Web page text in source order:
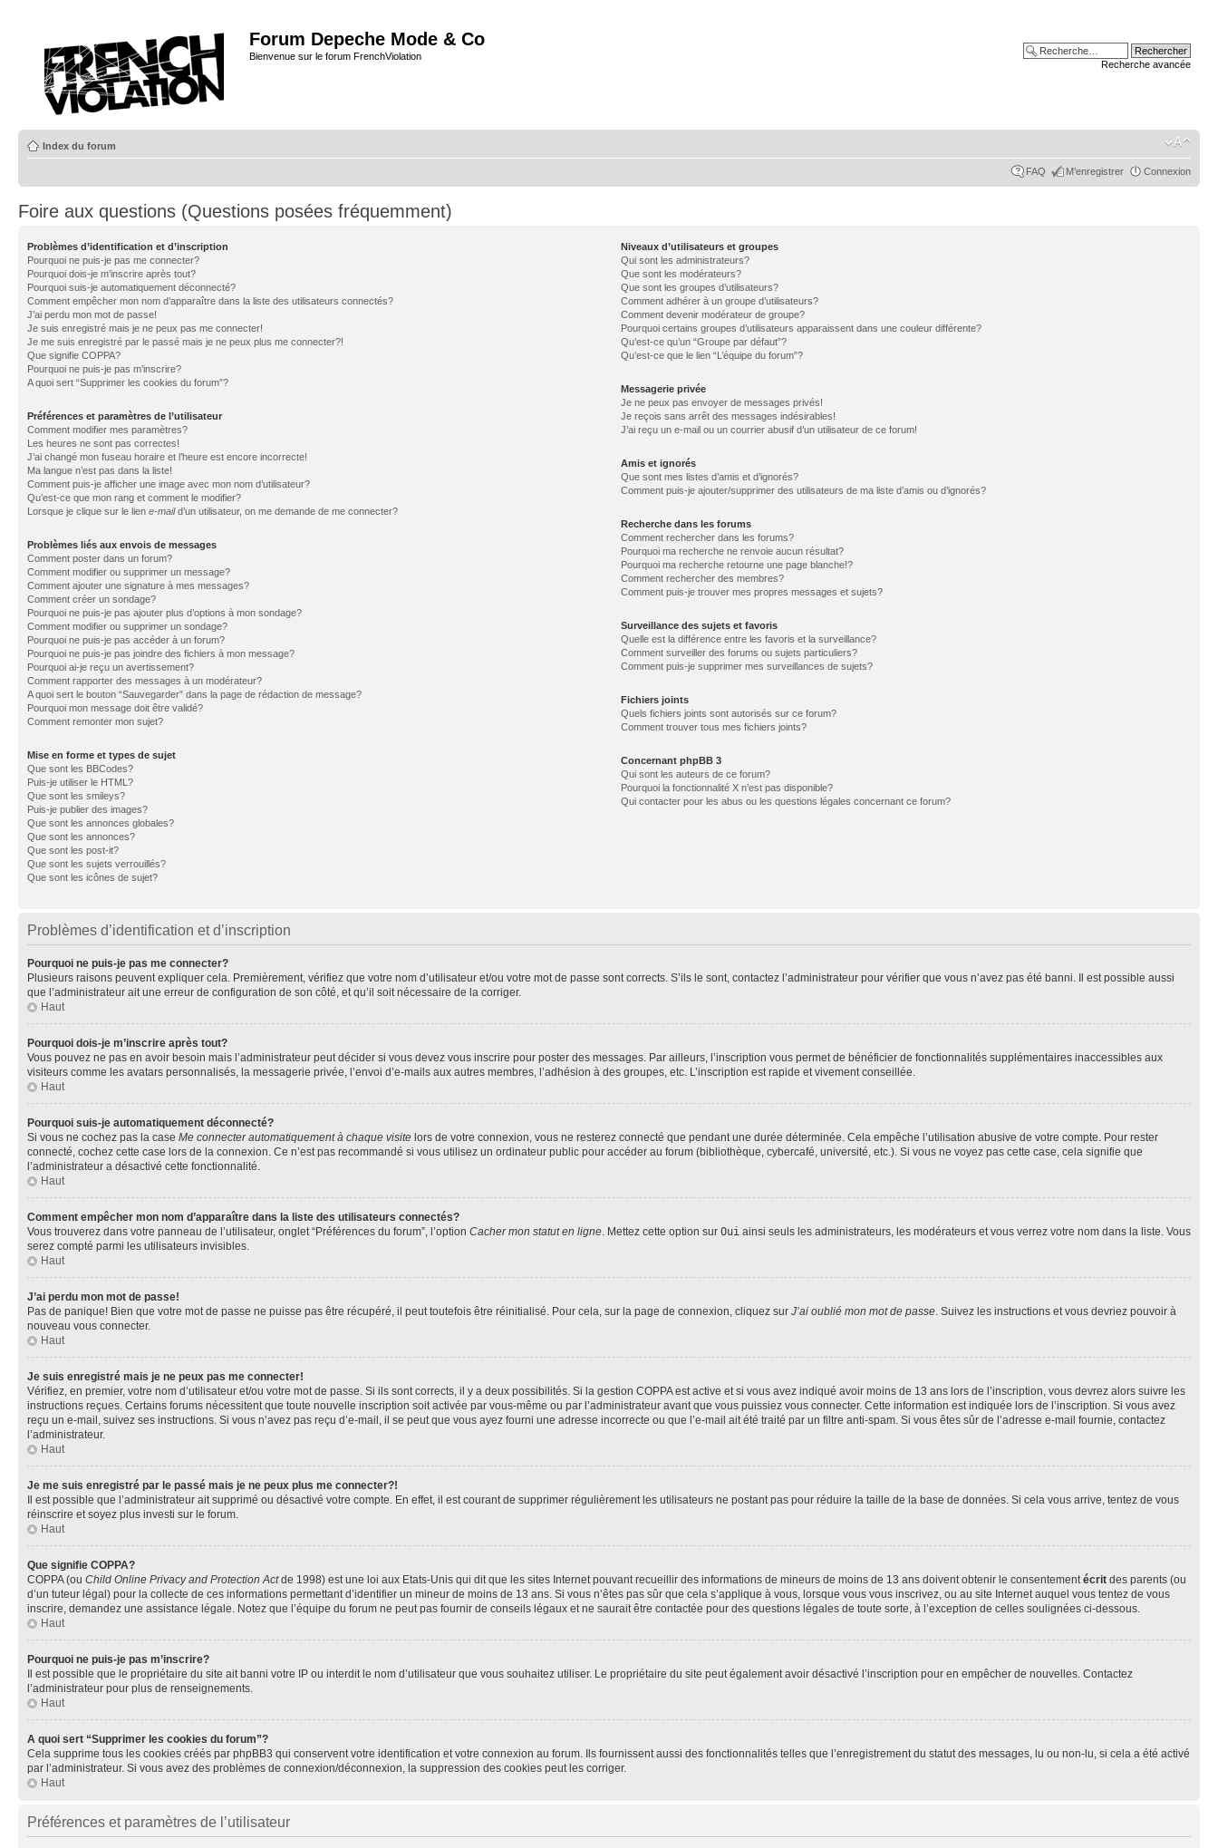
Forum Depeche Mode & Co
Bienvenue sur le forum FrenchViolation
Recherche avancée
Index du forum
FAQ M’enregistrer Connexion
Foire aux questions (Questions posées fréquemment)
Problèmes d’identification et d’inscription
Pourquoi ne puis-je pas me connecter?
Pourquoi dois-je m’inscrire après tout?
Pourquoi suis-je automatiquement déconnecté?
Comment empêcher mon nom d’apparaître dans la liste des utilisateurs connectés?
J’ai perdu mon mot de passe!
Je suis enregistré mais je ne peux pas me connecter!
Je me suis enregistré par le passé mais je ne peux plus me connecter?!
Que signifie COPPA?
Pourquoi ne puis-je pas m’inscrire?
A quoi sert “Supprimer les cookies du forum”?
Préférences et paramètres de l’utilisateur
Comment modifier mes paramètres?
Les heures ne sont pas correctes!
J’ai changé mon fuseau horaire et l’heure est encore incorrecte!
Ma langue n’est pas dans la liste!
Comment puis-je afficher une image avec mon nom d’utilisateur?
Qu’est-ce que mon rang et comment le modifier?
Lorsque je clique sur le lien e-maild’un utilisateur, on me demande de me connecter?
Problèmes liés aux envois de messages
Comment poster dans un forum?
Comment modifier ou supprimer un message?
Comment ajouter une signature à mes messages?
Comment créer un sondage?
Pourquoi ne puis-je pas ajouter plus d’options à mon sondage?
Comment modifier ou supprimer un sondage?
Pourquoi ne puis-je pas accéder à un forum?
Pourquoi ne puis-je pas joindre des fichiers à mon message?
Pourquoi ai-je reçu un avertissement?
Comment rapporter des messages à un modérateur?
A quoi sert le bouton “Sauvegarder” dans la page de rédaction de message?
Pourquoi mon message doit être validé?
Comment remonter mon sujet?
Mise en forme et types de sujet
Que sont les BBCodes?
Puis-je utiliser le HTML?
Que sont les smileys?
Puis-je publier des images?
Que sont les annonces globales?
Que sont les annonces?
Que sont les post-it?
Que sont les sujets verrouillés?
Que sont les icônes de sujet?
Niveaux d’utilisateurs et groupes
Qui sont les administrateurs?
Que sont les modérateurs?
Que sont les groupes d’utilisateurs?
Comment adhérer à un groupe d’utilisateurs?
Comment devenir modérateur de groupe?
Pourquoi certains groupes d’utilisateurs apparaissent dans une couleur différente?
Qu’est-ce qu’un “Groupe par défaut”?
Qu’est-ce que le lien “L’équipe du forum”?
Messagerie privée
Je ne peux pas envoyer de messages privés!
Je reçois sans arrêt des messages indésirables!
J’ai reçu un e-mail ou un courrier abusif d’un utilisateur de ce forum!
Amis et ignorés
Que sont mes listes d’amis et d’ignorés?
Comment puis-je ajouter/supprimer des utilisateurs de ma liste d’amis ou d’ignorés?
Recherche dans les forums
Comment rechercher dans les forums?
Pourquoi ma recherche ne renvoie aucun résultat?
Pourquoi ma recherche retourne une page blanche!?
Comment rechercher des membres?
Comment puis-je trouver mes propres messages et sujets?
Surveillance des sujets et favoris
Quelle est la différence entre les favoris et la surveillance?
Comment surveiller des forums ou sujets particuliers?
Comment puis-je supprimer mes surveillances de sujets?
Fichiers joints
Quels fichiers joints sont autorisés sur ce forum?
Comment trouver tous mes fichiers joints?
Concernant phpBB 3
Qui sont les auteurs de ce forum?
Pourquoi la fonctionnalité X n’est pas disponible?
Qui contacter pour les abus ou les questions légales concernant ce forum?
Problèmes d’identification et d’inscription
Pourquoi ne puis-je pas me connecter?
Plusieurs raisons peuvent expliquer cela. Premièrement, vérifiez que votre nom d’utilisateur et/ou votre mot de passe sont corrects. S’ils le sont, contactez l’administrateur pour vérifier que vous n’avez pas été banni. Il est possible aussi
que l’administrateur ait une erreur de configuration de son côté, et qu’il soit nécessaire de la corriger.
Haut
Pourquoi dois-je m’inscrire après tout?
Vous pouvez ne pas en avoir besoin mais l’administrateur peut décider si vous devez vous inscrire pour poster des messages. Par ailleurs, l’inscription vous permet de bénéficier de fonctionnalités supplémentaires inaccessibles aux
visiteurs comme les avatars personnalisés, la messagerie privée, l’envoi d’e-mails aux autres membres, l’adhésion à des groupes, etc. L’inscription est rapide et vivement conseillée.
Haut
Pourquoi suis-je automatiquement déconnecté?
Si vous ne cochez pas la case Me connecter automatiquement à chaque visite lors de votre connexion, vous ne resterez connecté que pendant une durée déterminée. Cela empêche l’utilisation abusive de votre compte. Pour rester
connecté, cochez cette case lors de la connexion. Ce n’est pas recommandé si vous utilisez un ordinateur public pour accéder au forum (bibliothèque, cybercafé, université, etc.). Si vous ne voyez pas cette case, cela signifie que
l’administrateur a désactivé cette fonctionnalité.
Haut
Comment empêcher mon nom d’apparaître dans la liste des utilisateurs connectés?
Vous trouverez dans votre panneau de l’utilisateur, onglet “Préférences du forum”, l’option Cacher mon statut en ligne. Mettez cette option sur Oui ainsi seuls les administrateurs, les modérateurs et vous verrez votre nom dans la liste. Vous
serez compté parmi les utilisateurs invisibles.
Haut
J’ai perdu mon mot de passe!
Pas de panique! Bien que votre mot de passe ne puisse pas être récupéré, il peut toutefois être réinitialisé. Pour cela, sur la page de connexion, cliquez sur J’ai oublié mon mot de passe. Suivez les instructions et vous devriez pouvoir à
nouveau vous connecter.
Haut
Je suis enregistré mais je ne peux pas me connecter!
Vérifiez, en premier, votre nom d’utilisateur et/ou votre mot de passe. Si ils sont corrects, il y a deux possibilités. Si la gestion COPPA est active et si vous avez indiqué avoir moins de 13 ans lors de l’inscription, vous devrez alors suivre les
instructions reçues. Certains forums nécessitent que toute nouvelle inscription soit activée par vous-même ou par l’administrateur avant que vous puissiez vous connecter. Cette information est indiquée lors de l’inscription. Si vous avez
reçu un e-mail, suivez ses instructions. Si vous n’avez pas reçu d’e-mail, il se peut que vous ayez fourni une adresse incorrecte ou que l’e-mail ait été traité par un filtre anti-spam. Si vous êtes sûr de l’adresse e-mail fournie, contactez
l’administrateur.
Haut
Je me suis enregistré par le passé mais je ne peux plus me connecter?!
Il est possible que l’administrateur ait supprimé ou désactivé votre compte. En effet, il est courant de supprimer régulièrement les utilisateurs ne postant pas pour réduire la taille de la base de données. Si cela vous arrive, tentez de vous
réinscrire et soyez plus investi sur le forum.
Haut
Que signifie COPPA?
COPPA (ou Child Online Privacy and Protection Actde 1998) est une loi aux Etats-Unis qui dit que les sites Internet pouvant recueillir des informations de mineurs de moins de 13 ans doivent obtenir le consentementécrit des parents (ou
d’un tuteur légal) pour la collecte de ces informations permettant d’identifier un mineur de moins de 13 ans. Si vous n’êtes pas sûr que cela s’applique à vous, lorsque vous vous inscrivez, ou au site Internet auquel vous tentez de vous
inscrire, demandez une assistance légale. Notez que l’équipe du forum ne peut pas fournir de conseils légaux et ne saurait être contactée pour des questions légales de toute sorte, à l’exception de celles soulignées ci-dessous.
Haut
Pourquoi ne puis-je pas m’inscrire?
Il est possible que le propriétaire du site ait banni votre IP ou interdit le nom d’utilisateur que vous souhaitez utiliser. Le propriétaire du site peut également avoir désactivé l’inscription pour en empêcher de nouvelles. Contactez
l’administrateur pour plus de renseignements.
Haut
A quoi sert “Supprimer les cookies du forum”?
Cela supprime tous les cookies créés par phpBB3 qui conservent votre identification et votre connexion au forum. Ils fournissent aussi des fonctionnalités telles que l’enregistrement du statut des messages, lu ou non-lu, si cela a été activé
par l’administrateur. Si vous avez des problèmes de connexion/déconnexion, la suppression des cookies peut les corriger.
Haut
Préférences et paramètres de l’utilisateur